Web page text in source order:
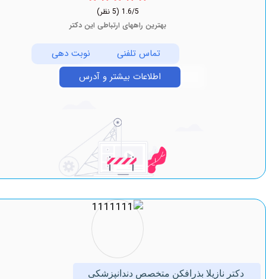
بهترین راههای ارتباطی این دکتر
تماس تلفنی
نوبت دهی
اطلاعات بیشتر و آدرس
نازیلا بذرافکن متخصص دندانپزشکی